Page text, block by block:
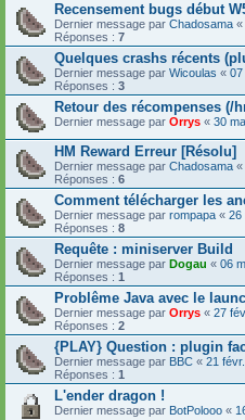
Recensement bugs début
Dernier message par Chadosama «
Réponses : 7
Quelques crashs récents
Dernier message par Wicoulas « 07
Réponses : 3
Retour des récompenses (/
Dernier message par Orrys « 30
HM Reward Erreur [Résolu]
Dernier message par Chadosama «
Réponses : 6
Comment télécharger les
Dernier message par rompapa « 26
Réponses : 8
Requête : miniserver Build
Dernier message par Dogau « 06
Réponses : 1
Problême Java avec le
Dernier message par Orrys « 27
Réponses : 2
{PLAY} Question : plugin
Dernier message par BBC « 21
Réponses : 1
L'ender dragon !
Dernier message par BotPolooo «